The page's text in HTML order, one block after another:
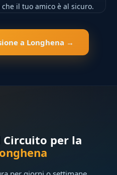
il tuo amico è al sicuro.
a Longhena →
Circuito per la